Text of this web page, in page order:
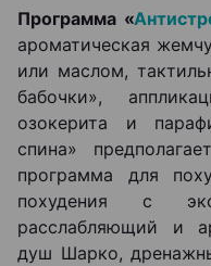
Программа «
ароматическая
или маслом,
бабочки»,
озокерита и
спина»
программа для
похудения с
расслабляющий и
душ Шарко,